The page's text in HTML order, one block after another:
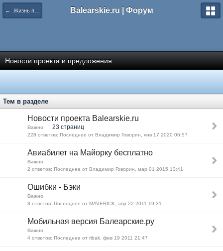
← Жизнь портала и форума balearskie.ru Balearskie.ru | Форум
Новости проекта и предложения
Тем в разделе
Новости проекта Balearskie.ru
Важно 23 страниц
228 ответов: Последнее от Владимир Говорин, янв 17 2020 06:57
Авиабилет на Майорку бесплатно
Важно
2 ответов: Последнее от Владимир Говорин, мар 01 2015 13:41
Ошибки - Бэки
Важно
8 ответов: Последнее от MAVERICK, апр 22 2011 19:31
Мобильная версия Балеарские.ру
Важно
4 ответов: Последнее от ribak, фев 19 2011 21:47